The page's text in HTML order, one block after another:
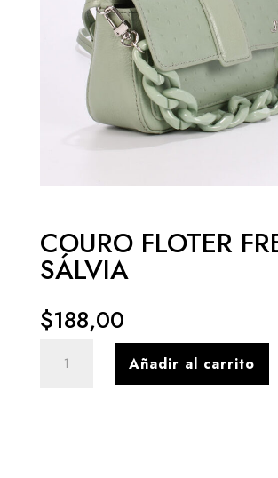
COURO FLOTER
SÁLVIA
$188,00
FLOTER
Añadir al carrito